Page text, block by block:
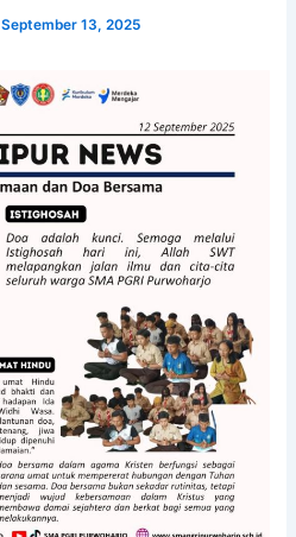
September 13, 2025